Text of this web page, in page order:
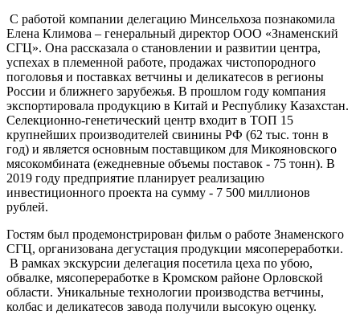
С работой компании делегацию Минсельхоза познакомила
Елена Климова – генеральный директор ООО «Знаменский
СГЦ». Она рассказала о становлении и развитии центра,
успехах в племенной работе, продажах чистопородного
поголовья и поставках ветчины и деликатесов в регионы
России и ближнего зарубежья. В прошлом году компания
экспортировала продукцию в Китай и Республику Казахстан.
Селекционно-генетический центр входит в ТОП 15
крупнейших производителей свинины РФ (62 тыс. тонн в
год) и является основным поставщиком для Микояновского
мясокомбината (ежедневные объемы поставок - 75 тонн). В
2019 году предприятие планирует реализацию
инвестиционного проекта на сумму - 7 500 миллионов
рублей.
Гостям был продемонстрирован фильм о работе Знаменского
СГЦ, организована дегустация продукции мясопереработки.
В рамках экскурсии делегация посетила цеха по убою,
обвалке, мясопереработке в Кромском районе Орловской
области. Уникальные технологии производства ветчины,
колбас и деликатесов завода получили высокую оценку.